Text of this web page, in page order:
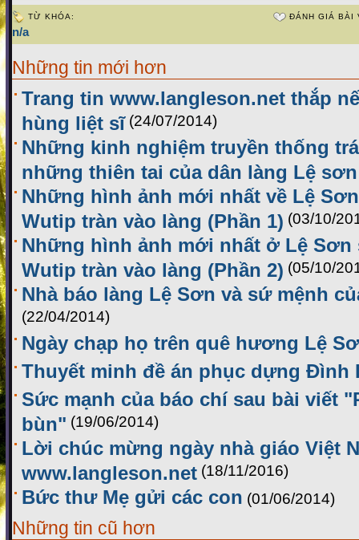
TỪ KHÓA:
n/a
ĐÁNH GIÁ BÀI
Những tin mới hơn
Trang tin www.langleson.net thắp
hùng liệt sĩ (24/07/2014)
Những kinh nghiệm truyền thống
những thiên tai của dân làng Lệ sơn
Những hình ảnh mới nhất về Lệ
Wutip tràn vào làng (Phần 1) (03/10/
Những hình ảnh mới nhất ở Lệ Sơn
Wutip tràn vào làng (Phần 2) (05/10/
Nhà báo làng Lệ Sơn và sứ mệnh
(22/04/2014)
Ngày chạp họ trên quê hương Lệ
Thuyết minh đề án phục dựng Đình
Sức mạnh của báo chí sau bài viết
bùn" (19/06/2014)
Lời chúc mừng ngày nhà giáo Việt
www.langleson.net (18/11/2016)
Bức thư Mẹ gửi các con (01/06/2014)
Những tin cũ hơn